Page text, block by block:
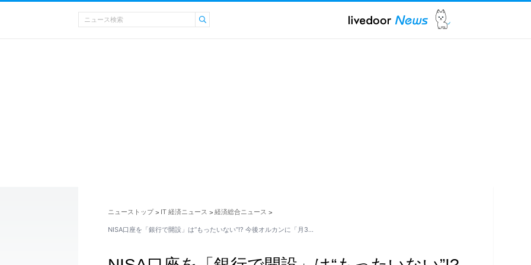
ニューストップ > IT 経済ニュース > 経済総合ニュース >
NISA口座を「銀行で開設」は“もったいない”!? 今後オルカンに「月3…